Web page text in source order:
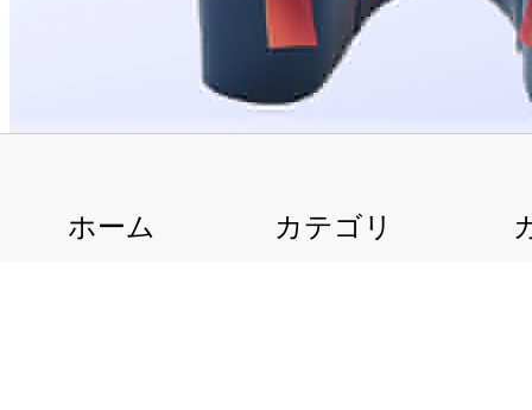
ホーム カテゴリ